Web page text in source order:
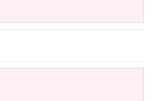
洩等がなされないよう、適